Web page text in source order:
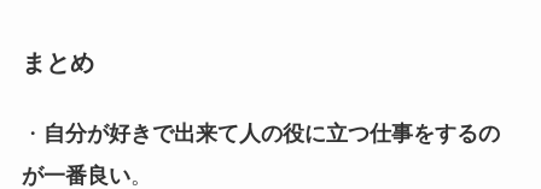
まとめ
・ 自分が好きで出来て人の役に立つ仕事をするの
が一番良い。